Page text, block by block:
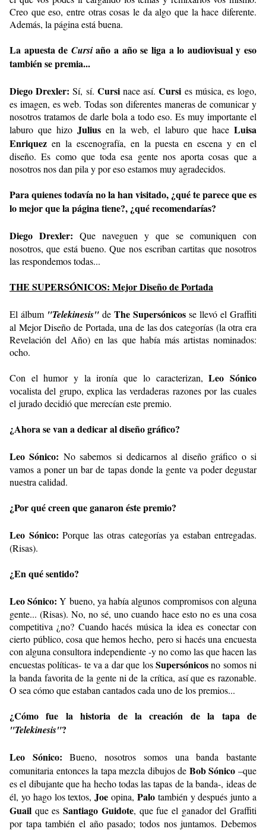
Creo que eso, entre otras cosas le da algo que la hace diferente.
Además, la página está buena.
La apuesta de Cursiaño a año se liga a lo audiovisual y eso
también se premia...
Diego Drexler:Sí, sí. Cursi nace así.Cursi es música, es logo,
es imagen, es web. Todas son diferentes maneras de comunicar y
nosotros tratamos de darle bola a todo eso. Es muy importante el
laburo que hizo Julius en la web, el laburo que hace Luisa
Enriquez en la escenografía, en la puesta en escena y en el
diseño. Es como que toda esa gente nos aporta cosas que a
nosotros nos dan pila y por eso estamos muy agradecidos.
Para quienes todavía no la han visitado, ¿qué te parece que es
lo mejor que la página tiene?, ¿qué recomendarías?
Diego Drexler: Que naveguen y que se comuniquen con
nosotros, que está bueno. Que nos escriban cartitas que nosotros
las respondemos todas...
THE SUPERSÓNICOS: Mejor Diseño de Portada
El álbum "Telekinesis" de The Supersónicos se llevó el Graffiti
al Mejor Diseño de Portada, una de las dos categorías (la otra era
Revelación del Año) en las que había más artistas nominados:
ocho.
Con el humor y la ironía que lo caracterizan,Leo Sónico
vocalista del grupo, explica las verdaderas razones por las cuales
el jurado decidió que merecían este premio.
¿Ahora se van a dedicar al diseño gráfico?
Leo Sónico: No sabemos si dedicarnos al diseño gráfico o si
vamos a poner un bar de tapas donde la gente va poder degustar
nuestra calidad.
¿Por qué creen que ganaron éste premio?
Leo Sónico: Porque las otras categorías ya estaban entregadas.
(Risas).
¿En qué sentido?
Leo Sónico:Y bueno, ya había algunos compromisos con alguna
gente... (Risas). No, no sé, uno cuando hace esto no es una cosa
competitiva ¿no? Cuando hacés música la idea es conectar con
cierto público, cosa que hemos hecho, pero si hacés una encuesta
con alguna consultora independiente -y no como las que hacen las
encuestas políticas- te va a dar que losSupersónicosno somos ni
la banda favorita de la gente ni de la crítica, así que es razonable.
O sea cómo que estaban cantados cada uno de los premios...
¿Cómo fue la historia de la creación de la tapa de
"Telekinesis"?
Leo Sónico:Bueno, nosotros somos una banda bastante
comunitaria entonces la tapa mezcla dibujos de Bob Sónico–que
es el dibujante que ha hecho todas las tapas de la banda-, ideas de
él, yo hago los textos,Joe opina, Palotambién y después junto a
Guail que esSantiago Guidote, que fue el ganador del Graffiti
por tapa también el año pasado; todos nos juntamos. Debemos